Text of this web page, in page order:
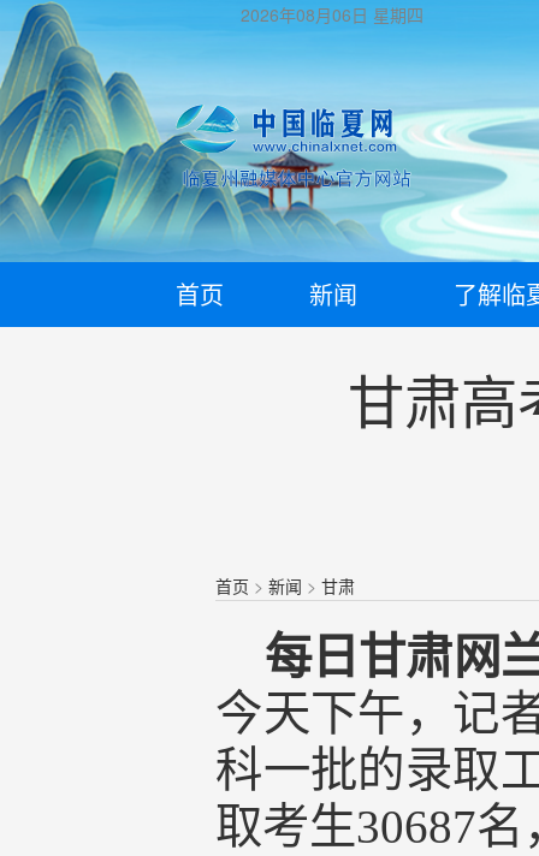
2026年08月06日 星期四
首页 新闻 了解临
甘肃高
首页 >新闻 >甘肃
每日甘肃网
今天下午，记
科一批的录取
取考生30687